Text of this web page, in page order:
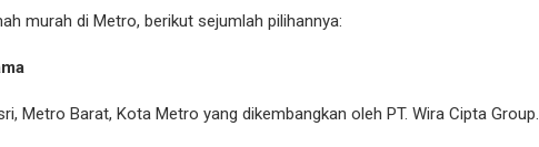
murah di Metro, berikut sejumlah pilihannya:
Metro Barat, Kota Metro yang dikembangkan oleh PT. Wira Cipta Group.